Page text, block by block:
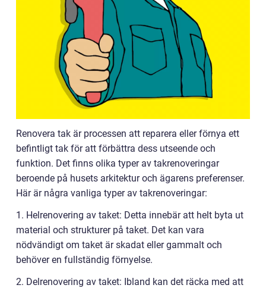
Renovera tak är processen att reparera eller förnya ett
befintligt tak för att förbättra dess utseende och
funktion. Det finns olika typer av takrenoveringar
beroende på husets arkitektur och ägarens preferenser.
Här är några vanliga typer av takrenoveringar:
1. Helrenovering av taket: Detta innebär att helt byta ut
material och strukturer på taket. Det kan vara
nödvändigt om taket är skadat eller gammalt och
behöver en fullständig förnyelse.
2. Delrenovering av taket: Ibland kan det räcka med att